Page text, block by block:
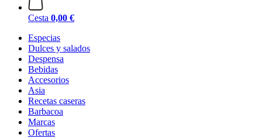
Cesta 0,00 €
Especias
Dulces y salados
Despensa
Bebidas
Accesorios
Asia
Recetas caseras
Barbacoa
Marcas
Ofertas